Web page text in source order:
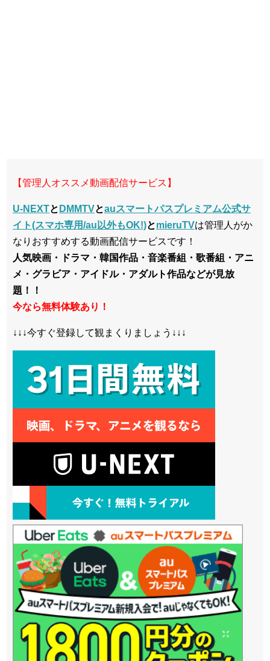
【管理人オススメ動画配信サービス】
U-NEXTと DMMTVとauスマートパスプレミアム公式サ
イト(スマホ専用/au以外もOK!)とmieruTVは管理人がか
なりおすすめする動画配信サービスです！
人気映画・ドラマ・韓国作品・音楽番組・歌番組・アニ
メ・グラビア・アイドル・アダルト作品などが見放
題！！
今なら無料体験あり！
↓↓↓今すぐ登録して観まくりましょう↓↓↓